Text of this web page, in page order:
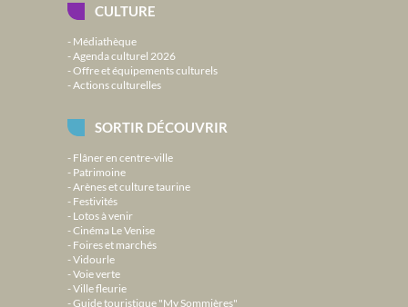
CULTURE
Médiathèque
Agenda culturel 2026
Offre et équipements culturels
Actions culturelles
SORTIR DÉCOUVRIR
Flâner en centre-ville
Patrimoine
Arènes et culture taurine
Festivités
Lotos à venir
Cinéma Le Venise
Foires et marchés
Vidourle
Voie verte
Ville fleurie
Guide touristique "My Sommières"